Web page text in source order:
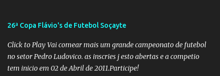
afinal de contas como acreditar em algo proposto pelo novo
ministro sem imaginar que ele só esta querendo auferir vantagens
pessoais em uma pasta de tamanha envergadura e influência na
vida dos brasileiros. Evelin Azevedo escreveu brilhantemen...
26ª Copa Flávio's de Futebol Soçayte
Click to Play Vai comear mais um grande campeonato de futebol
no setor Pedro Ludovico. as inscries j esto abertas e a competio
tem inicio em 02 de Abril de 2011.Participe!